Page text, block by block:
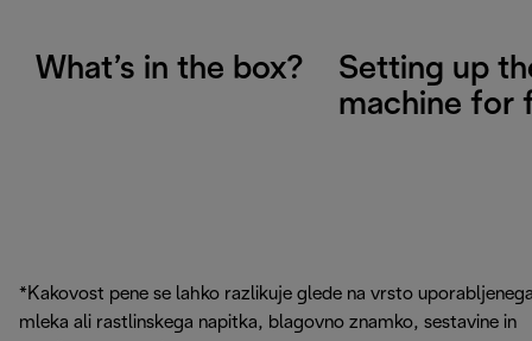
What’s in the box?
Setting up
machine for
*Kakovost pene se lahko razlikuje glede na vrsto
mleka ali rastlinskega napitka, blagovno znamko, sestavine in